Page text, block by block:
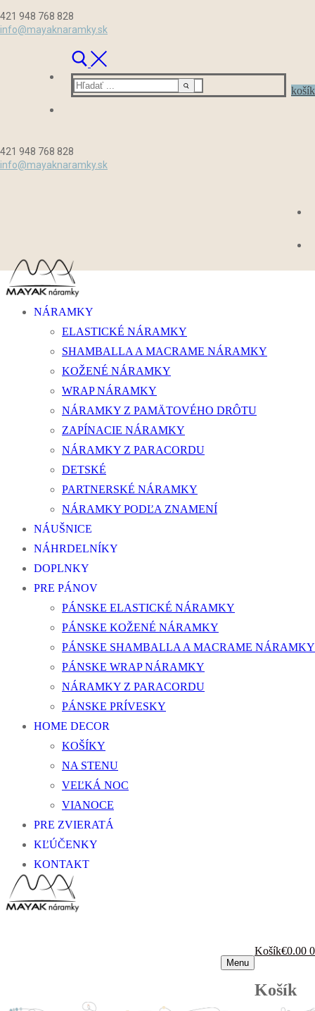
na
421 948 768 828
info@mayaknaramky.sk
Hľadať:
košík
421 948 768 828
info@mayaknaramky.sk
NÁRAMKY
ELASTICKÉ NÁRAMKY
SHAMBALLA A MACRAME NÁRAMKY
KOŽENÉ NÁRAMKY
WRAP NÁRAMKY
NÁRAMKY Z PAMÄTOVÉHO DRÔTU
ZAPÍNACIE NÁRAMKY
NÁRAMKY Z PARACORDU
DETSKÉ
PARTNERSKÉ NÁRAMKY
NÁRAMKY PODĽA ZNAMENÍ
NÁUŠNICE
NÁHRDELNÍKY
DOPLNKY
PRE PÁNOV
PÁNSKE ELASTICKÉ NÁRAMKY
PÁNSKE KOŽENÉ NÁRAMKY
PÁNSKE SHAMBALLA A MACRAME NÁRAMKY
PÁNSKE WRAP NÁRAMKY
NÁRAMKY Z PARACORDU
PÁNSKE PRÍVESKY
HOME DECOR
KOŠÍKY
NA STENU
VEĽKÁ NOC
VIANOCE
PRE ZVIERATÁ
KĽÚČENKY
KONTAKT
Menu
Košík€0.00 0
Košík